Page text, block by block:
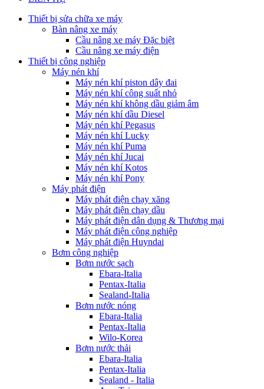
Thiết bị sửa chữa xe máy
Bàn nâng xe máy
Cầu nâng xe máy Đặc biệt
Cầu nâng xe máy điện
Thiết bị công nghiệp
Máy nén khí
Máy nén khí piston dây đai
Máy nén khí công suất nhỏ
Máy nén khí không dầu giảm âm
Máy nén khí dầu Diesel
Máy nén khí Pegasus
Máy nén khí Lucky
Máy nén khí Puma
Máy nén khí Jucai
Máy nén khí Kotos
Máy nén khí Pony
Máy phát điện
Máy phát điện chạy xăng
Máy phát điện chạy dầu
Máy phát điện dân dụng & Thương mại
Máy phát điện công nghiệp
Máy phát điện Huyndai
Bơm công nghiệp
Bơm nước sạch
Ebara-Italia
Pentax-Italia
Sealand-Italia
Bơm nước nóng
Ebara-Italia
Pentax-Italia
Wilo-Korea
Bơm nước thải
Ebara-Italia
Pentax-Italia
Sealand - Italia